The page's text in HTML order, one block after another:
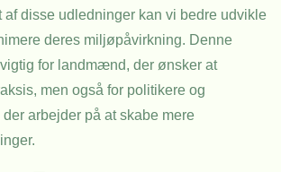
af disse udledninger kan vi bedre udvikle
deres miljøpåvirkning. Denne
for landmænd, der ønsker at
men også for politikere og
arbejder på at skabe mere